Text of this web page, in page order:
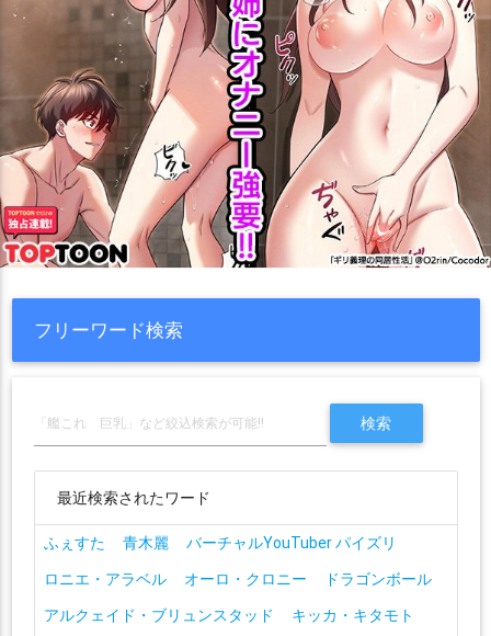
フリーワード検索
最近検索されたワード
ふぇすた 青木麗
バーチャルYouTuber パイズリ
ロニエ・アラベル
オーロ・クロニー
ドラゴンボール
アルクェイド・ブリュンスタッド
キッカ・キタモト